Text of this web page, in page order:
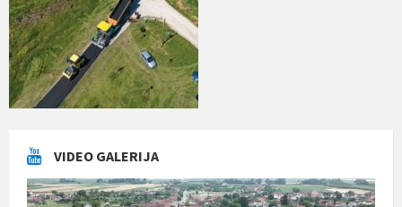
VIDEO GALERIJA